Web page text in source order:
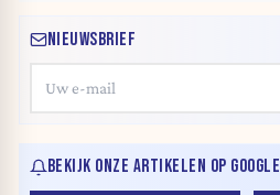
NIEUWSBRIEF
BEKIJK ONZE ARTIKELEN OP GOOGLE